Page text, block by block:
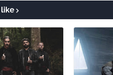
like